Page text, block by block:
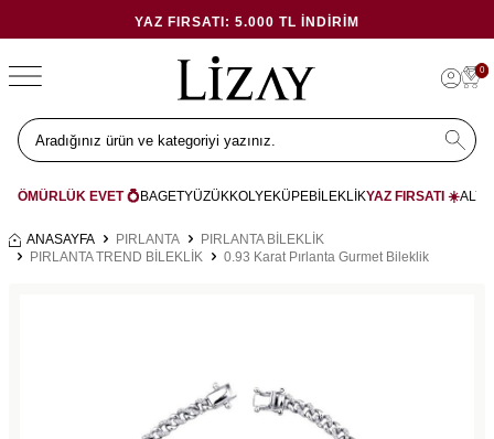
YAZ FIRSATI: 5.000 TL İNDIRIM
0
ÖMÜRLÜK EVET 💍 BAGETYÜZÜKKOLYEKÜPEBİLEKLİKYAZ FIRSATI ☀️
ANASAYFA PIRLANTA
PIRLANTA BİLEKLİK
PIRLANTA TREND BİLEKLİK
0.93 Karat Pırlanta Gurmet Bileklik